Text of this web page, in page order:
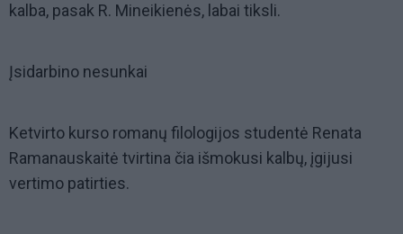
kalba, pasak R. Mineikienės, labai tiksli.
Įsidarbino nesunkai
Ketvirto kurso romanų filologijos studentė Renata
Ramanauskaitė tvirtina čia išmokusi kalbų, įgijusi
vertimo patirties.